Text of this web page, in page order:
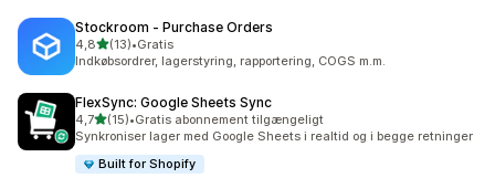
Stockroom ‑ Purchase Orders
4,8ud af 5 stjerner
(13)
13 anmeldelser i alt
•Gratis
Indkøbsordrer, lagerstyring, rapportering, COGS m.m.
FlexSync: Google Sheets Sync
4,7ud af 5 stjerner
(15)
15 anmeldelser i alt
•Gratis abonnement tilgængeligt
Synkroniser lager med Google Sheets i realtid og i begge retninger
Built for Shopify